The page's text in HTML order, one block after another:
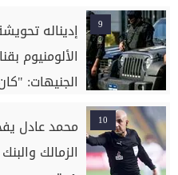
9
إديناله
الألومنيوم
الجنيهات:
10
محمد عادل
الزمالك